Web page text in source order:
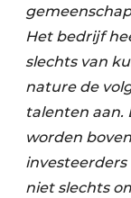
Het bedrijf
slechts van
nature de
talenten aan.
worden
investeerders
niet slechts